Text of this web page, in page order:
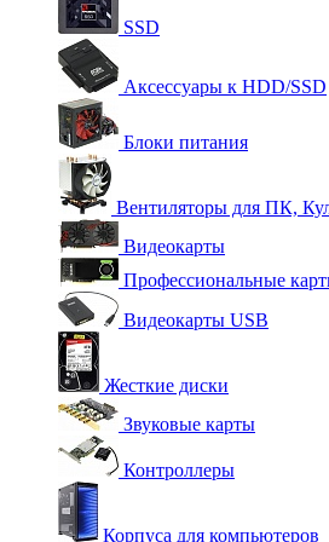
SSD
Аксессуары к HDD/SSD
Блоки питания
Вентиляторы для ПК,
Видеокарты
Профессиональные
Видеокарты USB
Жесткие диски
Звуковые карты
Контроллеры
Корпуса для компьютеров